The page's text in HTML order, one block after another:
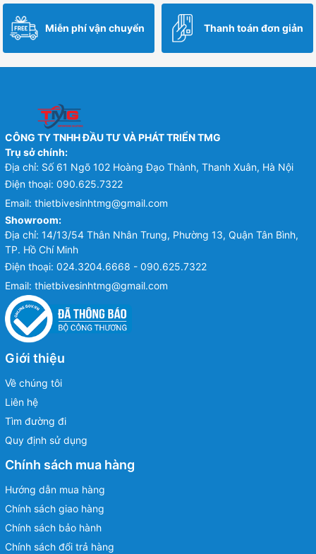
Miễn phí vận chuyển Thanh toán đơn giản
CÔNG TY TNHH ĐẦU TƯ VÀ PHÁT TRIỂN TMG
Trụ sở chính:
Địa chỉ: Số 61 Ngõ 102 Hoàng Đạo Thành, Thanh Xuân, Hà Nội
Điện thoại: 090.625.7322
Email: thietbivesinhtmg@gmail.com
Showroom:
Địa chỉ: 14/13/54 Thân Nhân Trung, Phường 13, Quận Tân Bình,
TP. Hồ Chí Minh
Điện thoại: 024.3204.6668 - 090.625.7322
Email: thietbivesinhtmg@gmail.com
Giới thiệu
Về chúng tôi
Liên hệ
Tìm đường đi
Quy định sử dụng
Chính sách mua hàng
Hướng dẫn mua hàng
Chính sách giao hàng
Chính sách bảo hành
Chính sách đổi trả hàng